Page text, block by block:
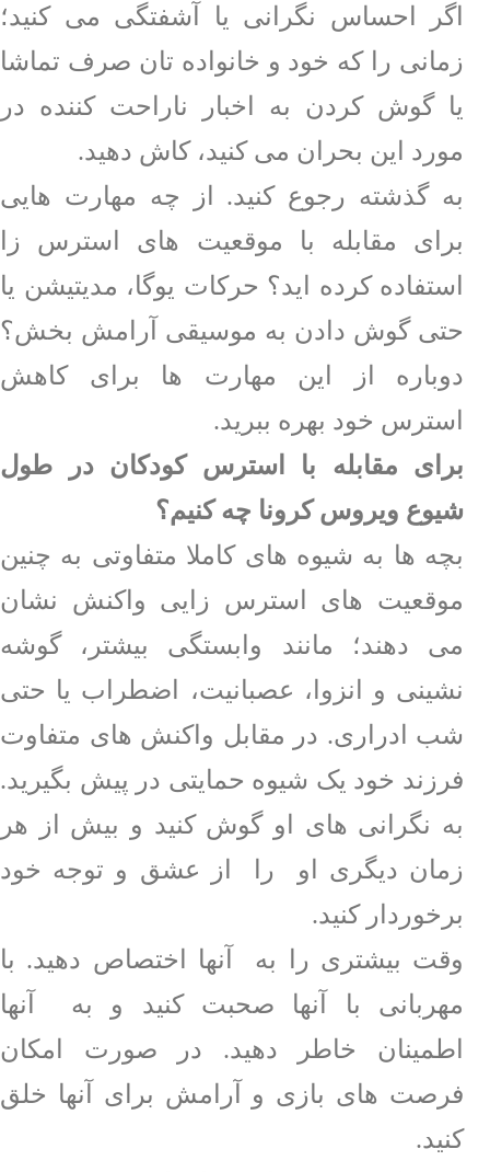
اگر احساس نگرانی یا آشفتگی می کنید؛
زمانی را که خود و خانواده تان صرف تماشا
یا گوش کردن به اخبار ناراحت کننده در
مورد این بحران می کنید، کاش دهید.
به گذشته رجوع کنید. از چه مهارت هایی
برای مقابله با موقعیت های استرس زا
استفاده کرده اید؟ حرکات یوگا، مدیتیشن یا
حتی گوش دادن به موسیقی آرامش بخش؟
دوباره از این مهارت ها برای کاهش
استرس خود بهره ببرید.
برای مقابله با استرس کودکان در طول
شیوع ویروس کرونا چه کنیم؟
بچه ها به شیوه های کاملا متفاوتی به چنین
موقعیت های استرس زایی واکنش نشان
می دهند؛ مانند وابستگی بیشتر، گوشه
نشینی و انزوا، عصبانیت، اضطراب یا حتی
شب ادراری. در مقابل واکنش های متفاوت
فرزند خود یک شیوه حمایتی در پیش بگیرید.
به نگرانی های او گوش کنید و بیش از هر
زمان دیگری او
را
از عشق و توجه خود
برخوردار کنید.
وقت بیشتری را به
آنها اختصاص دهید. با
مهربانی با آنها صحبت کنید و به
آنها
اطمینان خاطر دهید. در صورت امکان
فرصت های بازی و آرامش برای آنها خلق
کنید.